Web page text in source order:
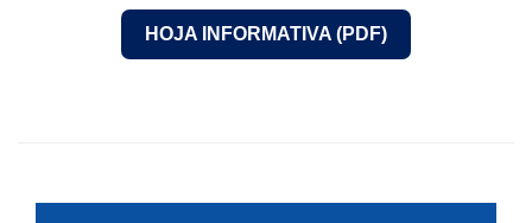
HOJA INFORMATIVA (PDF)